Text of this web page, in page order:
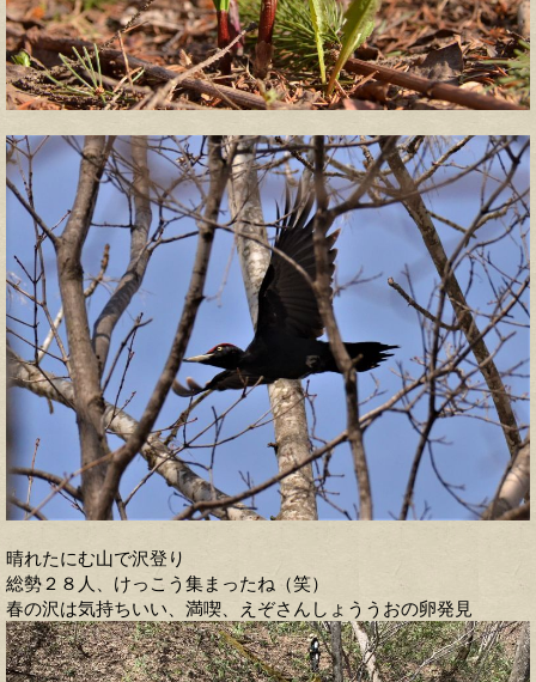
晴れたにむ山で沢登り
総勢２８人、けっこう集まったね（笑）
春の沢は気持ちいい、満喫、えぞさんしょううおの卵発見